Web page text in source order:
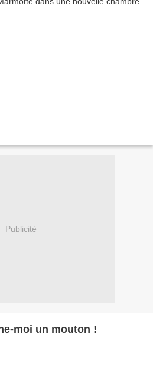
Publicité
moi un mouton !